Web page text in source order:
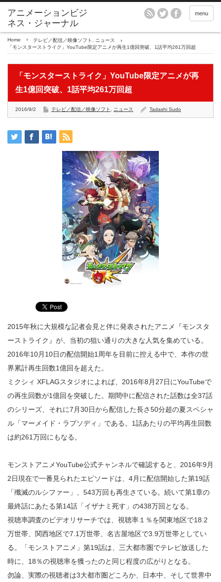
アニメーションビジ
ネス・ジャーナル
menu
Home テレビ／配信／映像ソフト
ニュース
「モンスターストライク」YouTube限定アニメが再生1億回突破、1話平均261万回超
「モンスターストライク」YouTube限定アニメが再
生1億回突破、1話平均261万回超
2016/9/2 テレビ／配信／映像ソフト ニュース Tadashi Sudo
2015年秋に大規模な記者会見と伴に発表されたアニメ『モンスタ
ーストライク』が、当初の狙い通りの大きな人気を集めている。
2016年10月10日の配信開始1周年を目前に控える中で、本作の世
界累計再生回数1億回を超えた。
ミクシィ XFLAGスタジオによれば、2016年8月27日にYouTubeで
の再生回数が1億回を突破した。期間中に配信された話数は全37話
のシリーズ、それに7月30日から配信した長さ50分超の夏スペシャ
ル「マーメイド・ラプソディ」である。1話あたりの平均再生回数
は約261万回にもなる。
モンストアニメYouTube公式チャンネルで確認すると、2016年9月
2日現在で一番見られたエピソードは、4月に配信開始した第19話
「殲滅のルシファー」、543万回も再生さている。続いて第1章の
最終話にあたる第14話「イザナミ死す」の438万回となる。
視聴率調査のビデオリサーチでは、視聴率１％を関東地区で18.2
万世帯、関西地区で7.1万世帯、名古屋地区で3.9万世帯としてい
る。「モンストアニメ」第19話は、三大都市圏でテレビ放送した
時に、18％の視聴率を獲ったのと同じ程度の広がりとなる。
勿論、実際の視聴者は3大都市圏どころか、日本中、そして世界中